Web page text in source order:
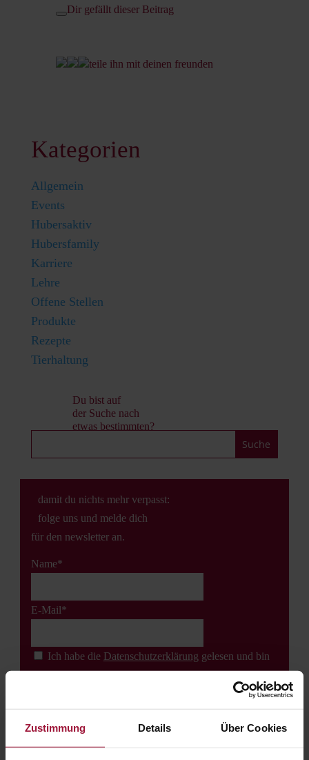
Zustimmung Details Über Cookies
Dir gefällt dieser Beitrag
teile ihn mit deinen freunden
Kategorien
Allgemein
Events
Hubersaktiv
Hubersfamily
Karriere
Lehre
Offene Stellen
Produkte
Rezepte
Tierhaltung
Du bist auf
der Suche nach
etwas bestimmten?
damit du nichts mehr verpasst:
folge uns und melde dich
für den newsletter an.
Name*
E-Mail*
Ich habe die Datenschutz­erklärung gelesen und bin
damit einverstanden. *